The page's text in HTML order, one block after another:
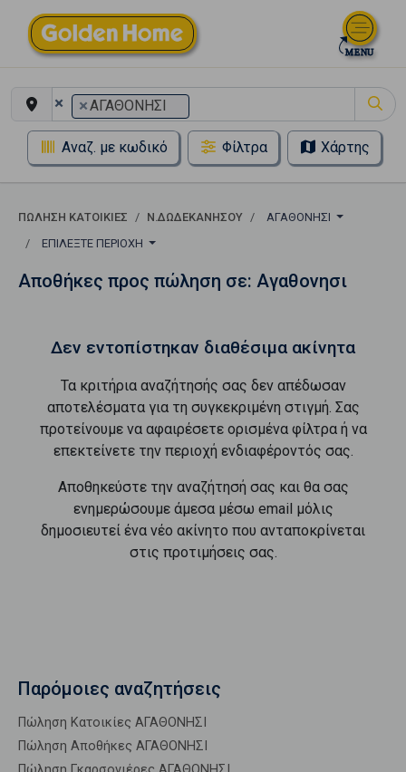
× ×ΑΓΑΘΟΝΗΣΙ
Αναζ. με κωδικό Φίλτρα Χάρτης
ΠΏΛΗΣΗ ΚΑΤΟΙΚΊΕΣ Ν.ΔΩΔΕΚΑΝΗΣΟΥ
ΑΓΑΘΟΝΗΣΙ
ΕΠΙΛΈΞΤΕ ΠΕΡΙΟΧΉ
Αποθήκες προς πώληση σε: Αγαθονησι
Δεν εντοπίστηκαν διαθέσιμα ακίνητα
Τα κριτήρια αναζήτησής σας δεν απέδωσαν
αποτελέσματα για τη συγκεκριμένη στιγμή. Σας
προτείνουμε να αφαιρέσετε ορισμένα φίλτρα ή να
επεκτείνετε την περιοχή ενδιαφέροντός σας.
Αποθηκεύστε την αναζήτησή σας και θα σας
ενημερώσουμε άμεσα μέσω email μόλις
δημοσιευτεί ένα νέο ακίνητο που ανταποκρίνεται
στις προτιμήσεις σας.
Παρόμοιες αναζητήσεις
Πώληση Κατοικίες ΑΓΑΘΟΝΗΣΙ
Πώληση Αποθήκες ΑΓΑΘΟΝΗΣΙ